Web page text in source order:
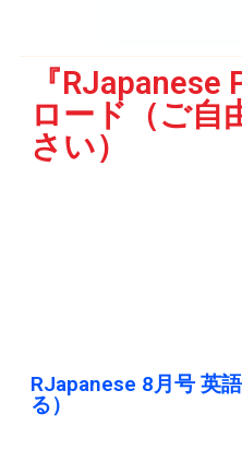
『RJapanese
ロード（ご自
さい）
RJapanese 8月号 英
る）